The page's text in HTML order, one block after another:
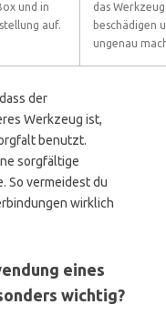
und in
auf.
das Werkzeug
beschädigen
ungenau
der
Werkzeug ist,
benutzt.
sorgfältige
So vermeidest du
wirklich
eines
wichtig?